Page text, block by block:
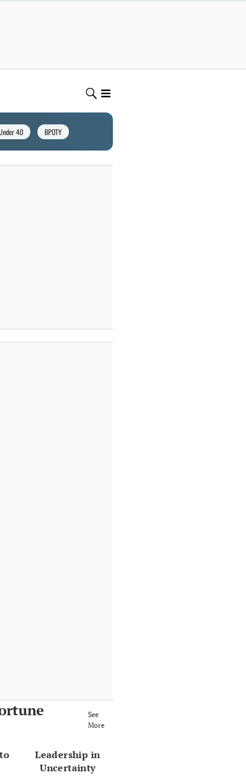
40 BPOTY
See
More
Leadership in
Uncertainty